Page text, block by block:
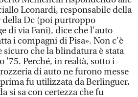
Leonardi, responsabile della
della Dc (poi purtroppo
di via Fani), dice che l'auto
i compagni di Pisa». Non c'è
sicuro che la blindatura è stata
'75. Perché, in realtà, sotto i
di auto ne furono messe
fu utilizzata da Berlinguer,
si sa con certezza che fu